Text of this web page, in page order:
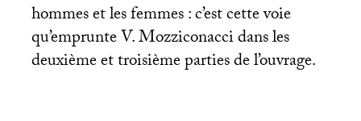
hommes et les femmes : c’est cette voie
qu’emprunte V. Mozziconacci dans les
deuxième et troisième parties de l’ouvrage.